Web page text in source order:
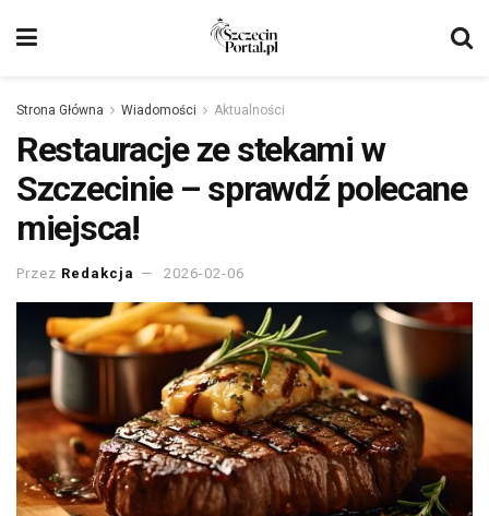
Strona Główna Wiadomości Aktualności
Restauracje ze stekami w
Szczecinie – sprawdź polecane
miejsca!
Przez Redakcja 2026-02-06